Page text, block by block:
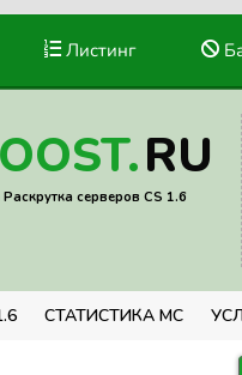
Листинг
RU
серверов CS 1.6
СТАТИСТИКА МС